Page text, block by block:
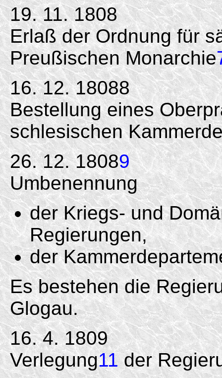
19. 11. 1808
Erlaß der Ordnung für
Preußischen Monarchie
16. 12. 18088
Bestellung eines
schlesischen
26. 12. 18089
Umbenennung
der Kriegs- und
Regierungen,
der
Es bestehen die
Glogau.
16. 4. 1809
Verlegung11der